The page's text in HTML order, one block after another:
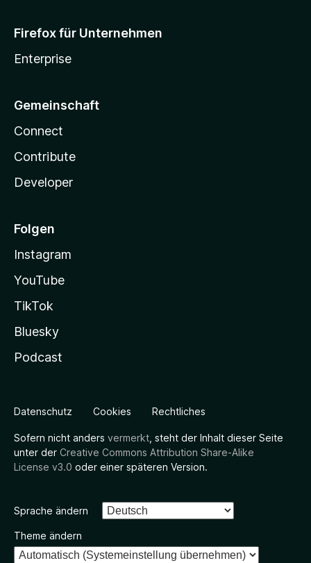
Firefox für Unternehmen
Enterprise
Gemeinschaft
Connect
Contribute
Developer
Folgen
Instagram
YouTube
TikTok
Bluesky
Podcast
Datenschutz Cookies Rechtliches
Sofern nicht anders vermerkt , steht der Inhalt dieser Seite
unter der Creative Commons Attribution Share-Alike
License v3.0 oder einer späteren Version.
Sprache ändern
Theme ändern